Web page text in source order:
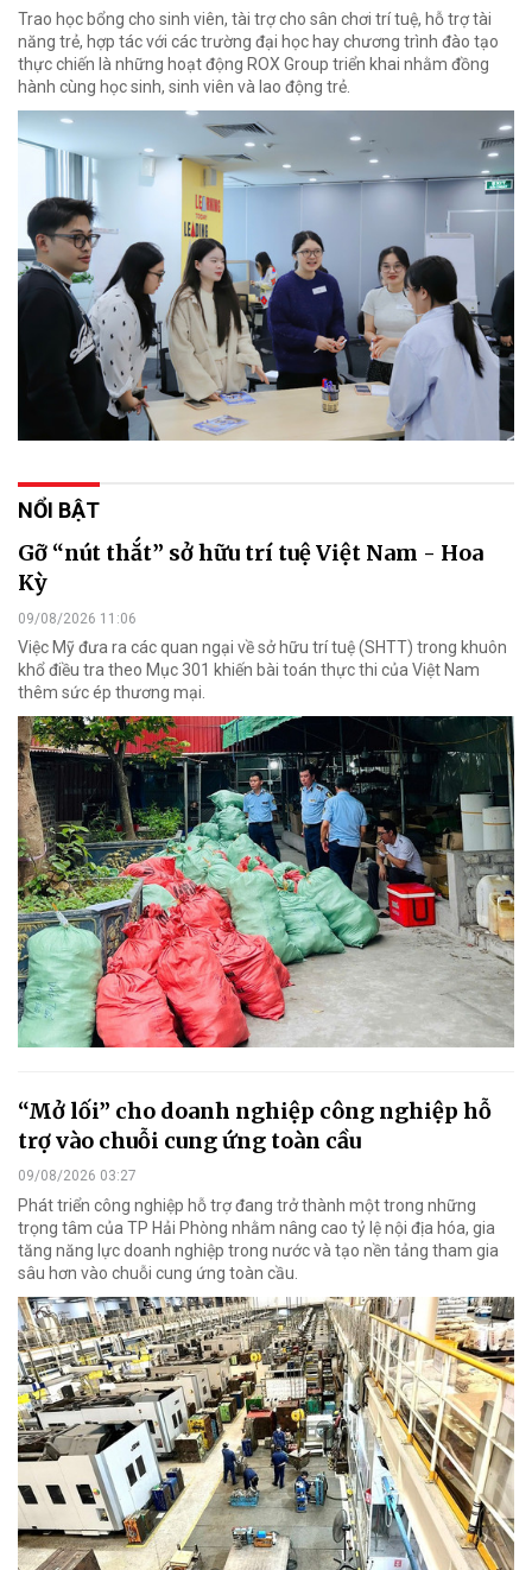
Trao học bổng cho sinh viên, tài trợ cho sân chơi trí tuệ, hỗ trợ tài
năng trẻ, hợp tác với các trường đại học hay chương trình đào tạo
thực chiến là những hoạt động ROX Group triển khai nhằm đồng
hành cùng học sinh, sinh viên và lao động trẻ.
NỔI BẬT
Gỡ “nút thắt” sở hữu trí tuệ Việt Nam - Hoa
Kỳ
09/08/2026 11:06
Việc Mỹ đưa ra các quan ngại về sở hữu trí tuệ (SHTT) trong khuôn
khổ điều tra theo Mục 301 khiến bài toán thực thi của Việt Nam
thêm sức ép thương mại.
“Mở lối” cho doanh nghiệp công nghiệp hỗ
trợ vào chuỗi cung ứng toàn cầu
09/08/2026 03:27
Phát triển công nghiệp hỗ trợ đang trở thành một trong những
trọng tâm của TP Hải Phòng nhằm nâng cao tỷ lệ nội địa hóa, gia
tăng năng lực doanh nghiệp trong nước và tạo nền tảng tham gia
sâu hơn vào chuỗi cung ứng toàn cầu.